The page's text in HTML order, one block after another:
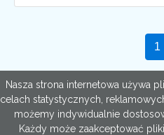
Nasza strona internetowa używa
celach statystycznych,
możemy indywidualnie
Każdy może zaakceptować